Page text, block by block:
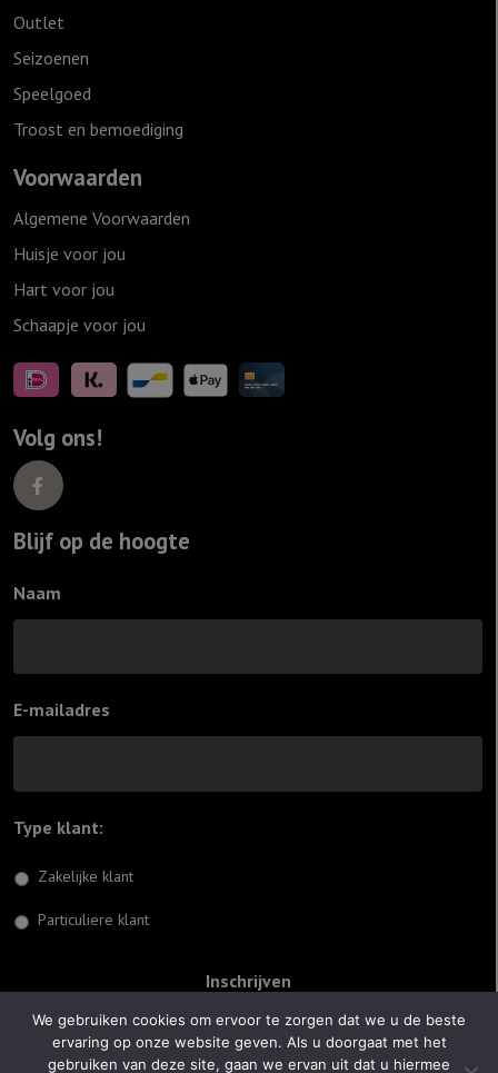
Outlet
Seizoenen
Speelgoed
Troost en bemoediging
Voorwaarden
Algemene Voorwaarden
Huisje voor jou
Hart voor jou
Schaapje voor jou
Volg ons!
Blijf op de hoogte
Naam
E-mailadres
Type klant:
Zakelijke klant
Particuliere klant
© 2026 Jiftach
We gebruiken cookies om ervoor te zorgen dat we u de beste
ervaring op onze website geven. Als u doorgaat met het
gebruiken van deze site, gaan we ervan uit dat u hiermee